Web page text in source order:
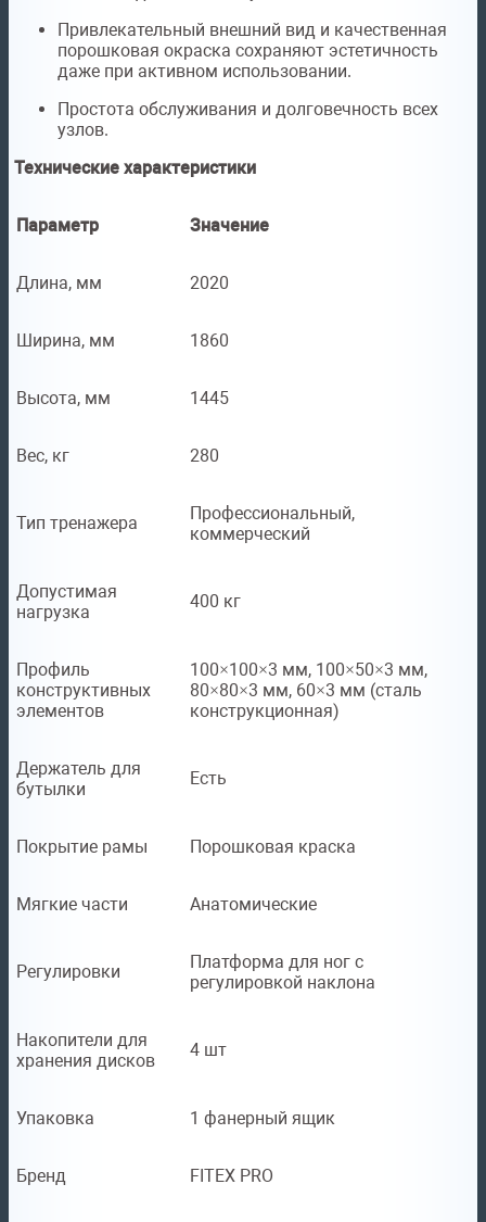
Привлекательный внешний вид и качественная
порошковая окраска сохраняют эстетичность
даже при активном использовании.
Простота обслуживания и долговечность всех
узлов.
Технические характеристики
Параметр Значение
Длина, мм 2020
Ширина, мм 1860
Высота, мм 1445
Вес, кг 280
Тип тренажера
Профессиональный,
коммерческий
Допустимая
нагрузка
400 кг
Профиль
конструктивных
элементов
100×100×3 мм, 100×50×3 мм,
80×80×3 мм, 60×3 мм (сталь
конструкционная)
Держатель для
бутылки
Есть
Покрытие рамы Порошковая краска
Мягкие части Анатомические
Регулировки
Платформа для ног с
регулировкой наклона
Накопители для
хранения дисков
4 шт
Упаковка 1 фанерный ящик
Бренд FITEX PRO